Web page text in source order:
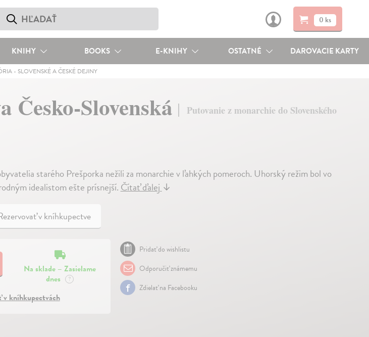
0 ks
KNIHY BOOKS E-KNIHY OSTATNÉ DAROVACIE KARTY
- SLOVENSKÉ A ČESKÉ DEJINY
Česko-Slovenská
Putovanie z monarchie do Slovenského
starého Prešporka nežili za monarchie v ľahkých pomeroch. Uhorský režim bol vo
idealistom ešte prísnejší.Čítať ďalej↓
v kníhkupectve
Na sklade – Zasielame
dnes
?
v kníhkupectvách
Pridať do wishlistu
Odporučiť známemu
Zdielať na Facebooku